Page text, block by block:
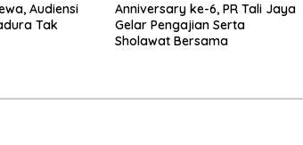
Audiensi
Tak
Anniversary ke-6, PR Tali Jaya
Gelar Pengajian Serta
Sholawat Bersama